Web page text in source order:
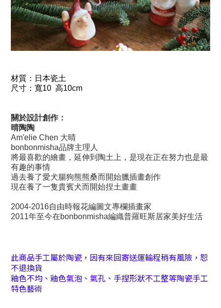
材質： 日本瓷土
尺寸：寬10 高10cm
關於設計創作：
晴陶陶
Am'elie Chen 大晴
bonbonmisha品牌主理人
將最喜歡的繪畫，延伸到陶土上， 是現在正在努力也是最
有趣的事情
過去養了愛犬腸狗熊熊桑而開始臘插畫創作
現在養了一隻貴賓犬而開始捏土畫畫
2004-2016自由時報花編圖文專欄插畫家
2011年至今在bonbonmisha編織普羅旺斯居家美好生活
此商品手工屬於陶瓷，因有來回寄送運輸程稍有風險，恕
不退換貨
釉色不均、釉色氣泡、氣孔、手捏形狀不工整等陶瓷手工
特色藝術